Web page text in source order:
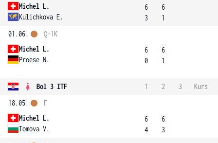
Michel L.
Kulichkova E.
6
3
6
1
01.06.
Michel L.
Proese N.
Q-1K
6
0
6
1
Bol 3 ITF 1 2 3
Kurs
18.05.
Michel L.
Tomova V.
F
6
4
6
3